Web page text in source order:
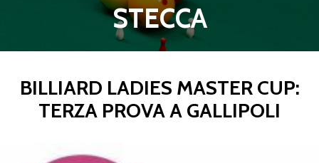
STECCA
BILLIARD LADIES MASTER CUP:
TERZA PROVA A GALLIPOLI